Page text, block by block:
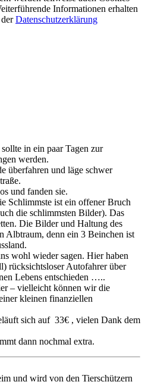
Informationen erhalten
Datenschutzerklärung
in ein paar Tagen zur
werden.
überfahren und läge schwer
und fanden sie.
Schlimmste ist ein offener Bruch
die schlimmsten Bilder). Das
Die Bilder und Haltung des
Albtraum, denn ein 3 Beinchen ist
wohl wieder sagen. Hier haben
rücksichtsloser Autofahrer über
Lebens entschieden …..
– vielleicht können wir die
kleinen finanziellen
sich auf 33€ , vielen Dank dem
dann nochmal extra.
und wird von den Tierschützern